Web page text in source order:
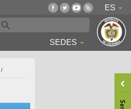
ES
SEDES
/